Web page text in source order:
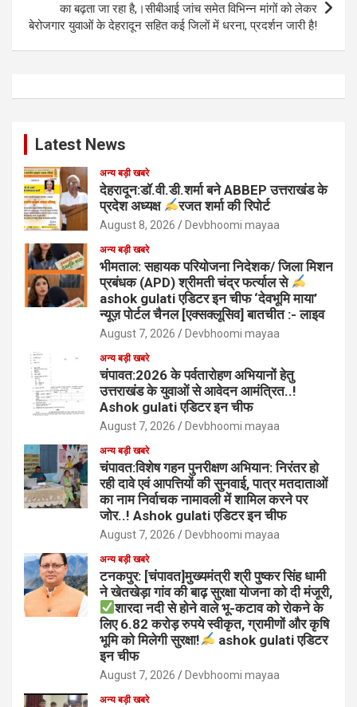
का बढ़ता जा रहा है,।सीबीआई जांच समेत विभिन्न मांगों को लेकर
बेरोजगार युवाओं के देहरादून सहित कई जिलों में धरना, प्रदर्शन जारी है!
Latest News
अन्य बड़ी खबरे
देहरादून:डॉ.वी.डी.शर्मा बने ABBEP उत्तराखंड के
प्रदेश अध्यक्ष
रजत शर्मा की रिपोर्ट
August 8, 2026 Devbhoomi mayaa
अन्य बड़ी खबरे
भीमताल: सहायक परियोजना निदेशक/ जिला मिशन
प्रबंधक (APD) श्रीमती चंद्र फर्त्याल से
ashok gulati एडिटर इन चीफ ‘देवभूमि माया’
न्यूज़ पोर्टल चैनल [एक्सक्लूसिव] बातचीत :- लाइव
August 7, 2026 Devbhoomi mayaa
अन्य बड़ी खबरे
चंपावत:2026 के पर्वतारोहण अभियानों हेतु
उत्तराखंड के युवाओं से आवेदन आमंत्रित..!
Ashok gulati एडिटर इन चीफ
August 7, 2026 Devbhoomi mayaa
अन्य बड़ी खबरे
चंपावत:विशेष गहन पुनरीक्षण अभियान: निरंतर हो
रही दावे एवं आपत्तियों की सुनवाई, पात्र मतदाताओं
का नाम निर्वाचक नामावली में शामिल करने पर
जोर..! Ashok gulati एडिटर इन चीफ
August 7, 2026 Devbhoomi mayaa
अन्य बड़ी खबरे
टनकपुर: [चंपावत]मुख्यमंत्री श्री पुष्कर सिंह धामी
ने खेतखेड़ा गांव की बाढ़ सुरक्षा योजना को दी मंजूरी,
शारदा नदी से होने वाले भू-कटाव को रोकने के
लिए 6.82 करोड़ रुपये स्वीकृत, ग्रामीणों और कृषि
भूमि को मिलेगी सुरक्षा!
ashok gulati एडिटर
इन चीफ
August 7, 2026 Devbhoomi mayaa
अन्य बड़ी खबरे